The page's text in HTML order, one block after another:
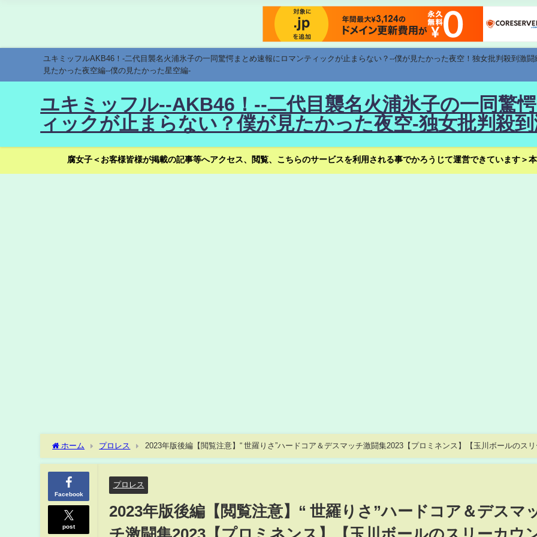
ユキミッフルAKB46！-二代目襲名火浦氷子の一同驚愕まとめ速報にロマンティックが止まらない？--僕が見たかった夜空！独女批判殺到激
見たかった夜空編--僕の見たかった星空編-
ユキミッフル--AKB46！--二代目襲名火浦氷子の一同驚
ィックが止まらない？僕が見たかった夜空-独女批判殺
腐女子＜お客様皆様が掲載の記事等へアクセス、閲覧、こちらのサービスを利用される事でかろうじて運営できています＞
ホーム プロレス
2023年版後編【閲覧注意】“ 世羅りさ”ハードコア＆デスマッチ激闘集2023【プロミネンス】【玉川ボールのスリ
ウントは叩かせない！】
Facebook
post
プロレス
2023年版後編【閲覧注意】“ 世羅りさ”ハードコア＆デスマ